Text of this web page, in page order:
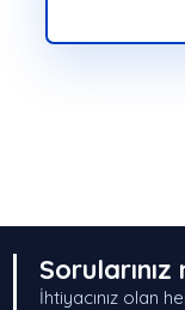
Sorularınız
İhtiyacınız olan